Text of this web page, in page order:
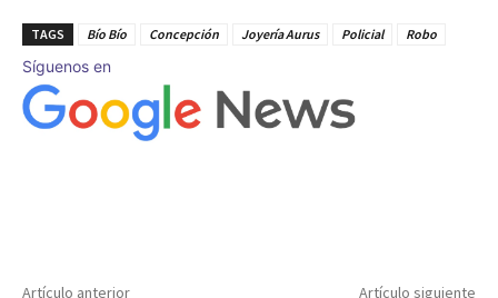
TAGS Bío Bío Concepción Joyería Aurus Policial Robo
Síguenos en
Artículo anterior Artículo siguiente